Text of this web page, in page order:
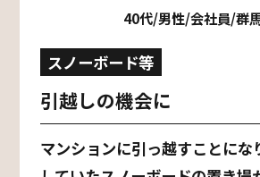
40代/男性/会社員/群
スノーボード等
引越しの機会に
マンションに引っ越すことにな